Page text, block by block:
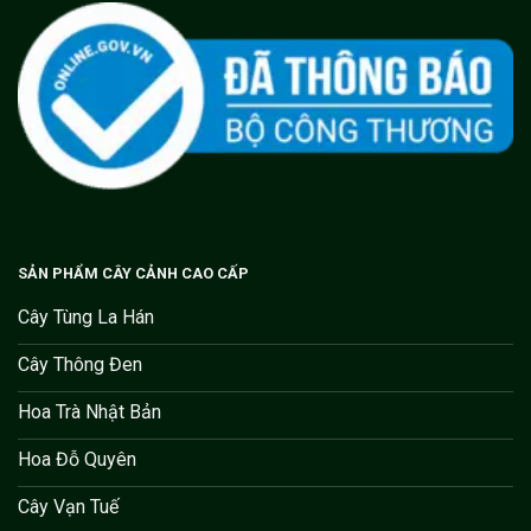
SẢN PHẨM CÂY CẢNH CAO CẤP
Cây Tùng La Hán
Cây Thông Đen
Hoa Trà Nhật Bản
Hoa Đỗ Quyên
Cây Vạn Tuế